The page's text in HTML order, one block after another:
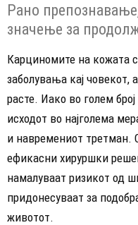
Рано
значење за
Карциномите на кожата
заболувања кај човекот,
расте. Иако во голем
исходот во најголема
и навремениот
ефикасни хируршки
намалуваат ризикот од
придонесуваат за
животот.